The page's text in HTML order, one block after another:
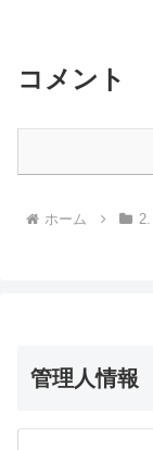
コメント
ホーム
管理人情報